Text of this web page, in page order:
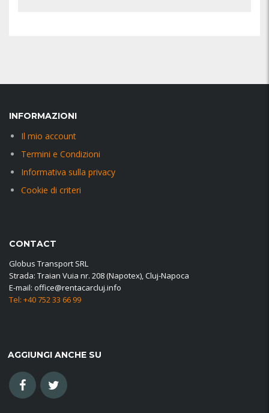
INFORMAZIONI
Il mio account
Termini e Condizioni
Informativa sulla privacy
Cookie di criteri
CONTACT
Globus Transport SRL
Strada: Traian Vuia nr. 208 (Napotex), Cluj-Napoca
E-mail: office@rentacarcluj.info
Tel: +40 752 33 66 99
AGGIUNGI ANCHE SU